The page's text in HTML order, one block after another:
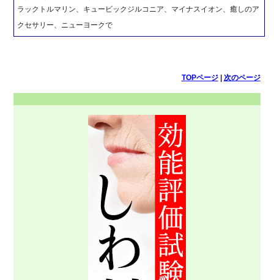
ラックトルマリン、キュービックジルコニア、マイナスイオン、癒しのア
クセサリー、ニューヨークで
TOPページ| 次のページ